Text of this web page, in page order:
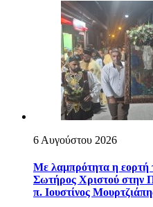
6 Αυγούστου 2026
Με λαμπρότητα η
Σωτήρος Χριστού στην
π. Ιουστίνος